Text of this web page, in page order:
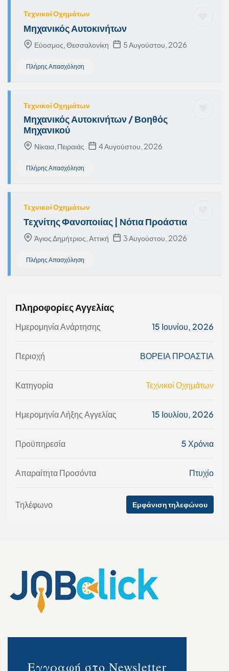
Τεχνικοί Οχημάτων
Μηχανικός Αυτοκινήτων
Εύοσμος, Θεσσαλονίκη 5 Αυγούστου, 2026
Πλήρης Απασχόληση
Τεχνικοί Οχημάτων
Μηχανικός Αυτοκινήτων / Βοηθός
Μηχανικού
Νίκαια, Πειραιάς 4 Αυγούστου, 2026
Πλήρης Απασχόληση
Τεχνικοί Οχημάτων
Τεχνίτης Φανοποιίας | Νότια Προάστια
Άγιος Δημήτριος, Αττική 3 Αυγούστου, 2026
Πλήρης Απασχόληση
Πληροφορίες Αγγελίας
Ημερομηνία Ανάρτησης 15 Ιουνίου, 2026
Περιοχή ΒΟΡΕΙΑ ΠΡΟΑΣΤΙΑ
Κατηγορία Τεχνικοί Οχημάτων
Ημερομηνία Λήξης Αγγελίας 15 Ιουλίου, 2026
Προϋπηρεσία 5 Χρόνια
Απαραίτητα Προσόντα Πτυχίο
Τηλέφωνο Εμφάνιση τηλεφώνου
Εγγραφή στο Newsletter